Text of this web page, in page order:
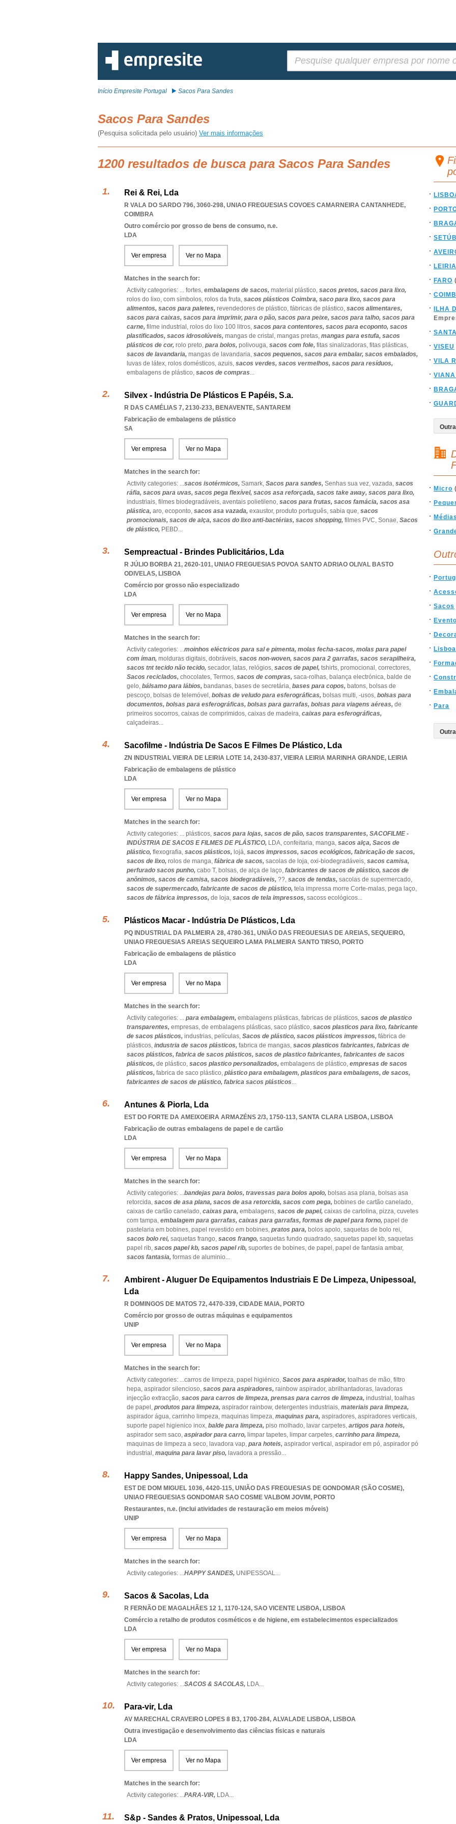
Início Empresite Portugal Sacos Para Sandes
Sacos Para Sandes
(Pesquisa solicitada pelo usuário) Ver mais informações
1200 resultados de busca para Sacos Para Sandes
Rei & Rei, Lda
R VALA DO SARDO 796, 3060-298, UNIAO FREGUESIAS COVOES CAMARNEIRA CANTANHEDE,
COIMBRA
Outro comércio por grosso de bens de consumo, n.e.
LDA
Ver empresa Ver no Mapa
Matches in the search for:
Activity categories: ... fortes, embalagens de sacos, material plástico, sacos pretos, sacos para lixo,
rolos do lixo, com símbolos, rolos da fruta, sacos plásticos Coimbra, saco para lixo, sacos para
alimentos, sacos para paletes, revendedores de plástico, fábricas de plástico, sacos alimentares,
sacos para caixas, sacos para imprimir, para o pão, sacos para peixe, sacos para talho, sacos para
carne, filme industrial, rolos do lixo 100 litros, sacos para contentores, sacos para ecoponto, sacos
plastificados, sacos idrosolúveis, mangas de cristal, mangas pretas, mangas para estufa, sacos
plásticos de cor, rolo preto, para bolos, polivouga, sacos com fole, fitas sinalizadoras, fitas plásticas,
sacos de lavandaria, mangas de lavandaria, sacos pequenos, sacos para embalar, sacos embalados,
luvas de látex, rolos domésticos, azuis, sacos verdes, sacos vermelhos, sacos para resíduos,
embalagens de plástico, sacos de compras...
Silvex - Indústria De Plásticos E Papéis, S.a.
R DAS CAMÉLIAS 7, 2130-233, BENAVENTE, SANTAREM
Fabricação de embalagens de plástico
SA
Ver empresa Ver no Mapa
Matches in the search for:
Activity categories: ...sacos isotérmicos, Samark, Sacos para sandes, Senhas sua vez, vazada, sacos
ráfia, sacos para uvas, sacos pega flexível, sacos asa reforçada, sacos take away, sacos para lixo,
industriais, filmes biodegradáveis, aventais polietileno, sacos para frutas, sacos famácia, sacos asa
plástica, aro, ecoponto, sacos asa vazada, exaustor, produto português, sabia que, sacos
promocionais, sacos de alça, sacos do lixo anti-bactérias, sacos shopping, filmes PVC, Sonae, Sacos
de plástico, PEBD...
Sempreactual - Brindes Publicitários, Lda
R JÚLIO BORBA 21, 2620-101, UNIAO FREGUESIAS POVOA SANTO ADRIAO OLIVAL BASTO
ODIVELAS, LISBOA
Comércio por grosso não especializado
LDA
Ver empresa Ver no Mapa
Matches in the search for:
Activity categories: ...moinhos eléctricos para sal e pimenta, molas fecha-sacos, molas para papel
com íman, molduras digitais, dobráveis, sacos non-woven, sacos para 2 garrafas, sacos serapilheira,
sacos tnt tecido não tecido, secador, latas, relógios, sacos de papel, tshirts, promocional, correctores,
Sacos reciclados, chocolates, Termos, sacos de compras, saca-rolhas, balança electrónica, balde de
gelo, bálsamo para lábios, bandanas, bases de secretária, bases para copos, batons, bolsas de
pescoço, bolsas de telemóvel, bolsas de veludo para esferográficas, bolsas multi, -usos, bolsas para
documentos, bolsas para esferográficas, bolsas para garrafas, bolsas para viagens aéreas, de
primeiros socorros, caixas de comprimidos, caixas de madeira, caixas para esferográficas,
calçadeiras...
Sacofilme - Indústria De Sacos E Filmes De Plástico, Lda
ZN INDUSTRIAL VIEIRA DE LEIRIA LOTE 14, 2430-837, VIEIRA LEIRIA MARINHA GRANDE, LEIRIA
Fabricação de embalagens de plástico
LDA
Ver empresa Ver no Mapa
Matches in the search for:
Activity categories: ... plásticos, sacos para lojas, sacos de pão, sacos transparentes, SACOFILME -
INDÚSTRIA DE SACOS E FILMES DE PLÁSTICO, LDA, confeitaria, manga, sacos alça, Sacos de
plástico, flexografia, sacos plásticos, lojá, sacos impressos, sacos ecológicos, fabricação de sacos,
sacos de lixo, rolos de manga, fábrica de sacos, sacolas de loja, oxi-biodegradáveis, sacos camisa,
perfurado sacos punho, cabo T, bolsas, de alça de laço, fabricantes de sacos de plástico, sacos de
anônimos, sacos de camisa, sacos biodegradáveis, ??, sacos de tendas, sacolas de supermercado,
sacos de supermercado, fabricante de sacos de plástico, tela impressa morre Corte-malas, pega laço,
sacos de fábrica impressos, de loja, sacos de tela impressos, sacoss ecológicos...
Plásticos Macar - Indústria De Plásticos, Lda
PQ INDUSTRIAL DA PALMEIRA 28, 4780-361, UNIÃO DAS FREGUESIAS DE AREIAS, SEQUEIRO,
UNIAO FREGUESIAS AREIAS SEQUEIRO LAMA PALMEIRA SANTO TIRSO, PORTO
Fabricação de embalagens de plástico
LDA
Ver empresa Ver no Mapa
Matches in the search for:
Activity categories: ... para embalagem, embalagens plásticas, fabricas de plásticos, sacos de plastico
transparentes, empresas, de embalagens plásticas, saco plástico, sacos plasticos para lixo, fabricante
de sacos plásticos, industrias, películas, Sacos de plástico, sacos plásticos impressos, fábrica de
plásticos, industria de sacos plásticos, fabrica de mangas, sacos plasticos fabricantes, fabricas de
sacos plásticos, fabrica de sacos plásticos, sacos de plastico fabricantes, fabricantes de sacos
plásticos, de plástico, sacos plastico personalizados, embalagens de plástico, empresas de sacos
plásticos, fabrica de saco plástico, plástico para embalagem, plasticos para embalagens, de sacos,
fabricantes de sacos de plástico, fabrica sacos plásticos...
Antunes & Piorla, Lda
EST DO FORTE DA AMEIXOEIRA ARMAZÉNS 2/3, 1750-113, SANTA CLARA LISBOA, LISBOA
Fabricação de outras embalagens de papel e de cartão
LDA
Ver empresa Ver no Mapa
Matches in the search for:
Activity categories: ...bandejas para bolos, travessas para bolos apolo, bolsas asa plana, bolsas asa
retorcida, sacos de asa plana, sacos de asa retorcida, sacos com pega, bobines de cartão canelado,
caixas de cartão canelado, caixas para, embalagens, sacos de papel, caixas de cartolina, pizza, cuvetes
com tampa, embalagem para garrafas, caixas para garrafas, formas de papel para forno, papel de
pastelaria em bobines, papel revestido em bobines, pratos para, bolos apolo, saquetas de bolo rei,
sacos bolo rei, saquetas frango, sacos frango, saquetas fundo quadrado, saquetas papel kb, saquetas
papel rib, sacos papel kb, sacos papel rib, suportes de bobines, de papel, papel de fantasia ambar,
sacos fantasia, formas de aluminio...
Ambirent - Aluguer De Equipamentos Industriais E De Limpeza, Unipessoal,
Lda
R DOMINGOS DE MATOS 72, 4470-339, CIDADE MAIA, PORTO
Comércio por grosso de outras máquinas e equipamentos
UNIP
Ver empresa Ver no Mapa
Matches in the search for:
Activity categories: ...carros de limpeza, papel higiénico, Sacos para aspirador, toalhas de mão, filtro
hepa, aspirador silencioso, sacos para aspiradores, rainbow aspirador, abrilhantadoras, lavadoras
injecção extracção, sacos para carros de limpeza, prensas para carros de limpeza, industrial, toalhas
de papel, produtos para limpeza, aspirador rainbow, detergentes industriais, materiais para limpeza,
aspirador água, carrinho limpeza, maquinas limpeza, maquinas para, aspiradores, aspiradores verticais,
suporte papel higienico inox, balde para limpeza, piso molhado, lavar carpetes, artigos para hoteis,
aspirador sem saco, aspirador para carro, limpar tapetes, limpar carpetes, carrinho para limpeza,
maquinas de limpeza a seco, lavadora vap, para hoteis, aspirador vertical, aspirador em pó, aspirador pó
industrial, maquina para lavar piso, lavadora a pressão...
Happy Sandes, Unipessoal, Lda
EST DE DOM MIGUEL 1036, 4420-115, UNIÃO DAS FREGUESIAS DE GONDOMAR (SÃO COSME),
UNIAO FREGUESIAS GONDOMAR SAO COSME VALBOM JOVIM, PORTO
Restaurantes, n.e. (inclui atividades de restauração em meios móveis)
UNIP
Ver empresa Ver no Mapa
Matches in the search for:
Activity categories: ...HAPPY SANDES, UNIPESSOAL...
Sacos & Sacolas, Lda
R FERNÃO DE MAGALHÃES 12 1, 1170-124, SAO VICENTE LISBOA, LISBOA
Comércio a retalho de produtos cosméticos e de higiene, em estabelecimentos especializados
LDA
Ver empresa Ver no Mapa
Matches in the search for:
Activity categories: ...SACOS & SACOLAS, LDA...
Para-vir, Lda
AV MARECHAL CRAVEIRO LOPES 8 B3, 1700-284, ALVALADE LISBOA, LISBOA
Outra investigação e desenvolvimento das ciências físicas e naturais
LDA
Ver empresa Ver no Mapa
Matches in the search for:
Activity categories: ...PARA-VIR, LDA...
S&p - Sandes & Pratos, Unipessoal, Lda
LEIRIA
FARO
ILHA
VISEU
VILA
Micro
Médias
Sacos
Lisboa
Para